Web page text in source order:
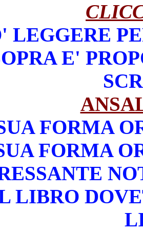
LEGGERE
E'
FORMA
FORMA
LIBRO